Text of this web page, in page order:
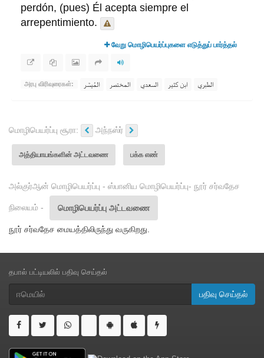
perdón, (pues) Él acepta siempre el
arrepentimiento.
வேறு மொழிபெயர்ப்புகளை எடுத்துப் பார்த்தல்
அரபு விரிவுரைகள்: المُيسَّر المختصر السعدي ابن كثير الطبري
மொழிபெயர்ப்பு சூரா: அந்நஸ்ர்
அத்தியாயங்களின் அட்டவணை பக்க எண்
அல்குர்ஆன் மொழிபெயர்ப்பு - ஸ்பானிய மொழிபெயர்ப்பு- நூர் சர்வதேச
நிலையம் - மொழிபெயர்ப்பு அட்டவணை
நூர் சர்வதேச மையத்திலிருந்து வருகிறது.
தபால் பட்டியலில் பதிவு செய்தல்
பதிவு செய்தல்